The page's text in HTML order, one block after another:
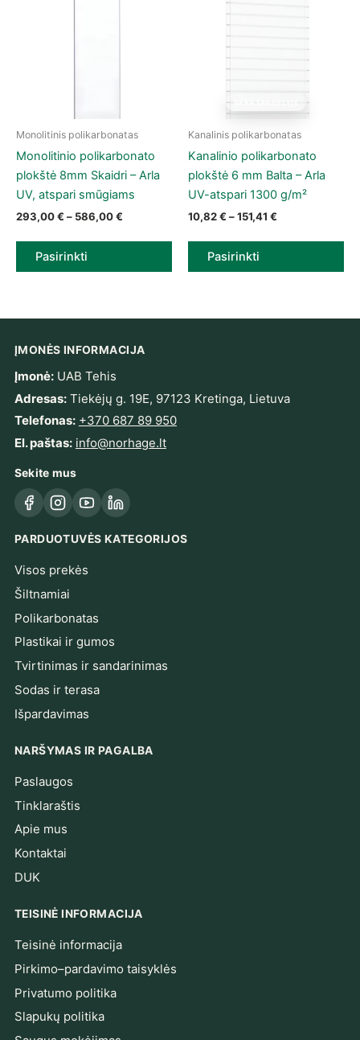
Monolitinis polikarbonatas
Monolitinio polikarbonato
plokštė 8mm Skaidri – Arla
UV, atspari smūgiams
293,00€ – 586,00€ Price range: 293,00 € through 586,00 €
Pasirinkti
This product has multiple variants. The options may be
Kanalinis polikarbonatas
Kanalinio polikarbonato
plokštė 6 mm Balta – Arla
UV-atspari 1300 g/m²
10,82€ –151,41 €
Pasirinkti
This product has multiple
ĮMONĖS INFORMACIJA
Įmonė:UAB Tehis
Adresas:Tiekėjų g. 19E, 97123 Kretinga, Lietuva
Telefonas: +370 687 89 950
El. paštas: info@norhage.lt
Sekite mus
FacebookInstagram
YouTubeLinkedIn
PARDUOTUVĖS KATEGORIJOS
Visos prekės
Šiltnamiai
Polikarbonatas
Plastikai ir gumos
Tvirtinimas ir sandarinimas
Sodas ir terasa
Išpardavimas
NARŠYMAS IR PAGALBA
Paslaugos
Tinklaraštis
Apie mus
Kontaktai
DUK
TEISINĖ INFORMACIJA
Teisinė informacija
Pirkimo–pardavimo taisyklės
Privatumo politika
Slapukų politika